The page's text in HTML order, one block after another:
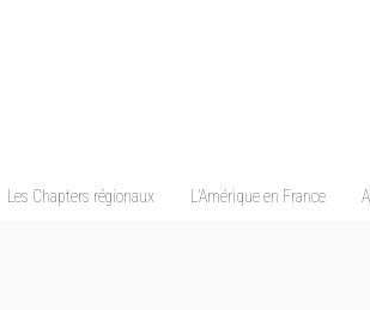
Les Chapters régionaux L’Amérique en France